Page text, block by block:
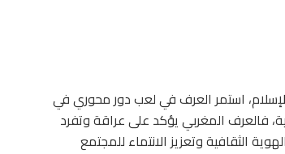
استمر العرف في لعب دور محوري في
فالعرف المغربي يؤكد على عراقة وتفرد
الثقافية وتعزيز الانتماء للمجتمع